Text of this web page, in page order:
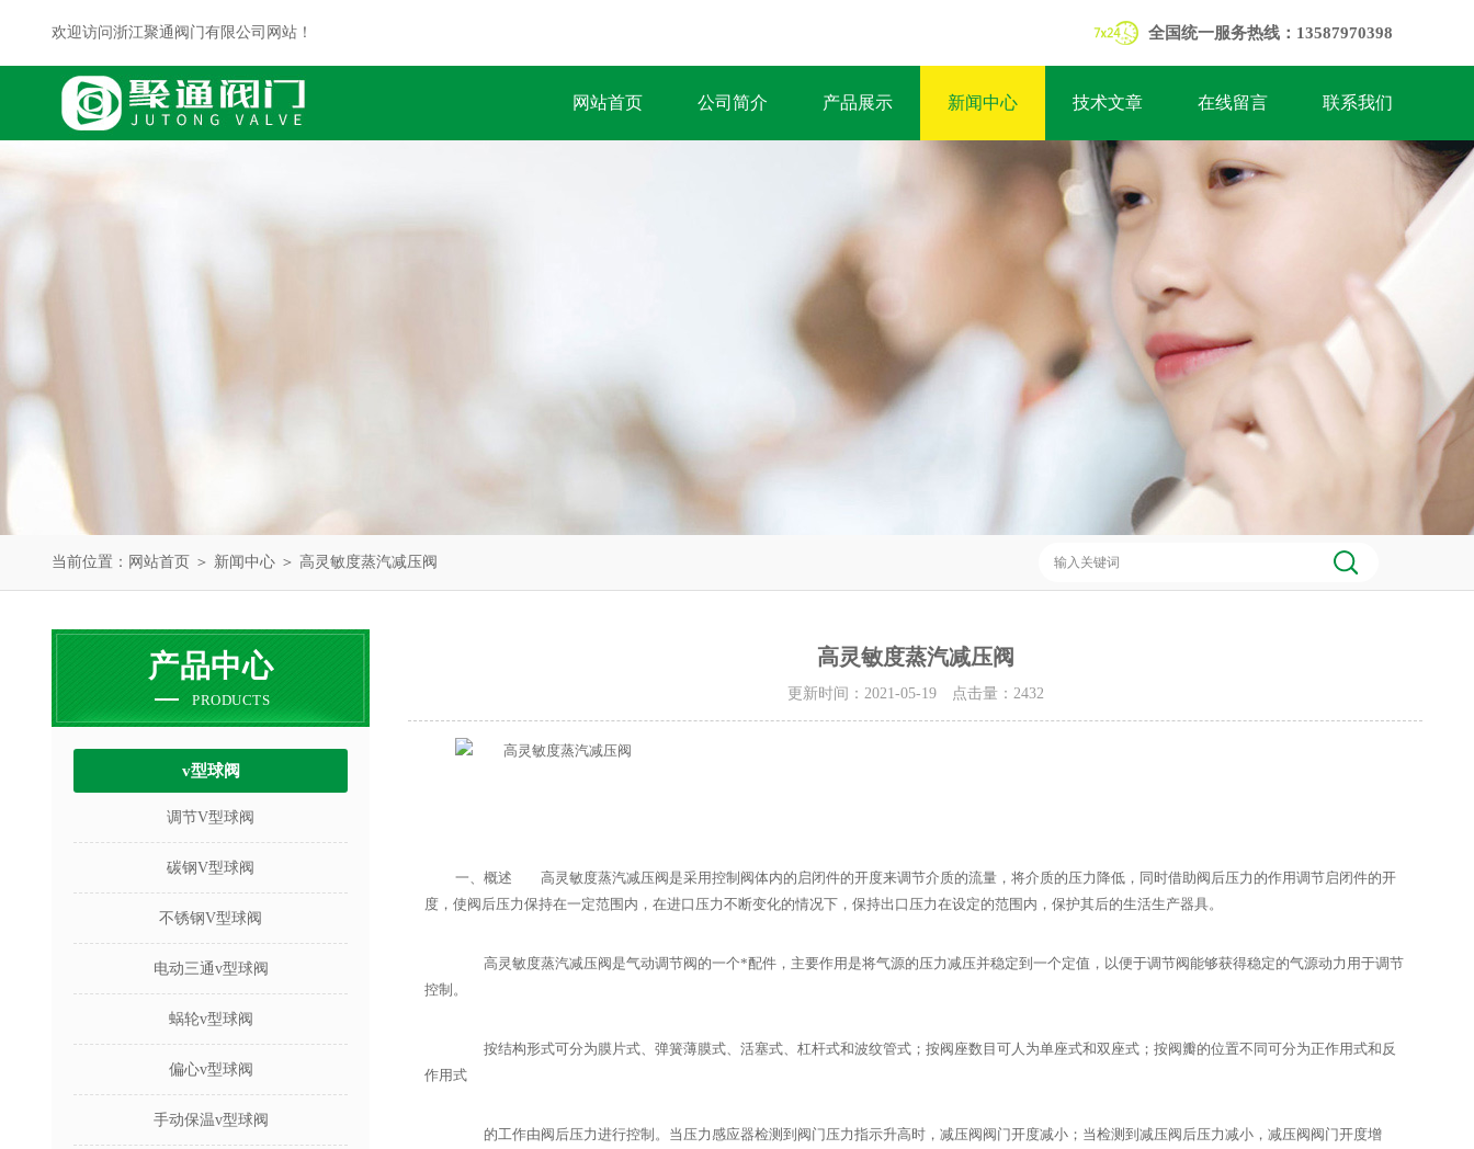
欢迎访问浙江聚通阀门有限公司网站！ 全国统一服务热线：13587970398
网站首页 公司简介 产品展示 新闻中心 技术文章 在线留言 联系我们
当前位置： 网站首页 ＞ 新闻中心 ＞ 高灵敏度蒸汽减压阀
产品中心
PRODUCTS
v型球阀
调节V型球阀
碳钢V型球阀
不锈钢V型球阀
电动三通v型球阀
蜗轮v型球阀
偏心v型球阀
手动保温v型球阀
高灵敏度蒸汽减压阀
更新时间：2021-05-19 点击量： 2432
一、概述 高灵敏度蒸汽减压阀是采用控制阀体内的启闭件的开度来调节介质的流量，将介质的压力降低，同时借助阀后压力的作用调节启闭件的开
度，使阀后压力保持在一定范围内，在进口压力不断变化的情况下，保持出口压力在设定的范围内，保护其后的生活生产器具。
高灵敏度蒸汽减压阀是气动调节阀的一个*配件，主要作用是将气源的压力减压并稳定到一个定值，以便于调节阀能够获得稳定的气源动力用于调节
控制。
按结构形式可分为膜片式、弹簧薄膜式、活塞式、杠杆式和波纹管式；按阀座数目可人为单座式和双座式；按阀瓣的位置不同可分为正作用式和反
作用式
的工作由阀后压力进行控制。当压力感应器检测到阀门压力指示升高时，减压阀阀门开度减小；当检测到减压阀后压力减小，减压阀阀门开度增